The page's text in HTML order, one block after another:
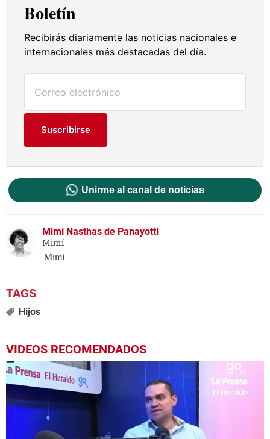
Boletín
Recibirás diariamente las noticias nacionales e
internacionales más destacadas del día.
Suscribirse
Unirme al canal de noticias
Mimí Nasthas de Panayotti
Mimí
Mimí
Hijos
VIDEOS RECOMENDADOS